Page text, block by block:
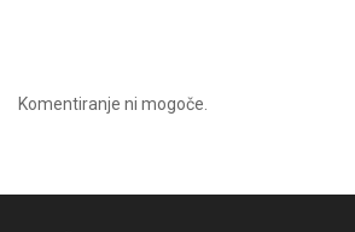
Komentiranje ni mogoče.